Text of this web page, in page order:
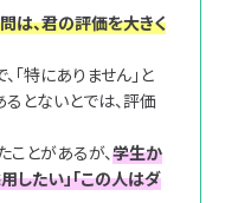
面
接
対
内
向き・不向き
情報系学生
は、君の評価を大きく
「特にありません」と
とないとでは、評価
ことがあるが、学生か
したい」「この人はダ